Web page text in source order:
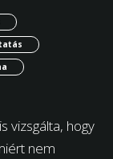
vizsgálta, hogy
nem